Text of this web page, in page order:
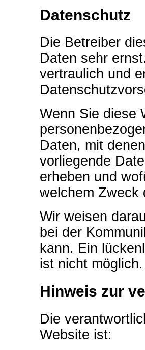
Datenschutz
Die Betreiber
Daten sehr
vertraulich und
Wenn Sie diese
Daten, mit
vorliegende
erheben und
welchem Zweck
Wir weisen
bei der
kann. Ein
ist nicht möglich.
Hinweis zur
Die
Website ist: